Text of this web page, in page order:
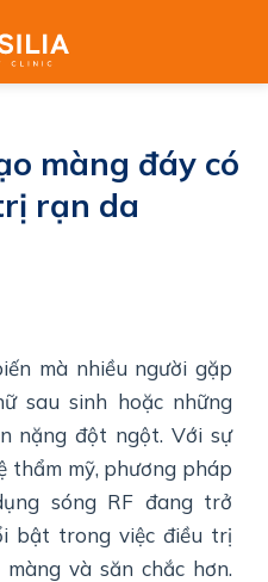
màng đáy có
rạn da
mà nhiều người gặp
sau sinh hoặc những
nặng đột ngột. Với sự
thẩm mỹ, phương pháp
sóng RF đang trở
bật trong việc điều trị
và săn chắc hơn.